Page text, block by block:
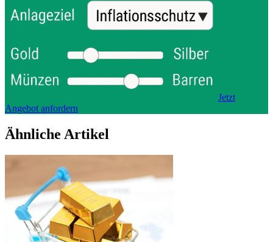
Jetzt
Angebot anfordern
Ähnliche Artikel